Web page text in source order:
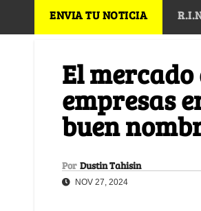
ENVIA TU NOTICIA
El
empresas
buen
Por Dustin Tahisin
NOV 27, 2024